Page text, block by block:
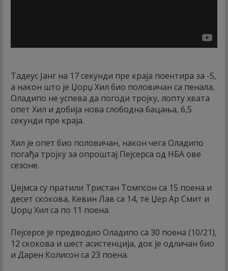
Тадеус Јанг на 17 секунди пре краја поентира за -5,
а након што је Џорџ Хил био половичан са пенала,
Оладипо не успева да погоди тројку, лопту хвата
опет Хил и добија нова слободна бацања, 6,5
секунди пре краја.
Хил је опет био половичан, након чега Оладипо
погађа тројку за опроштај Пејсерса од НБА ове
сезоне.
Џејмса су пратили Тристан Томпсон са 15 поена и
десет скокова, Кевин Лав са 14, те Џер Ар Смит и
Џорџ Хил са по 11 поена.
Пејсерсе је предводио Оладипо са 30 поена (10/21),
12 скокова и шест асистенција, док је одличан био
и Дарен Колисон са 23 поена.